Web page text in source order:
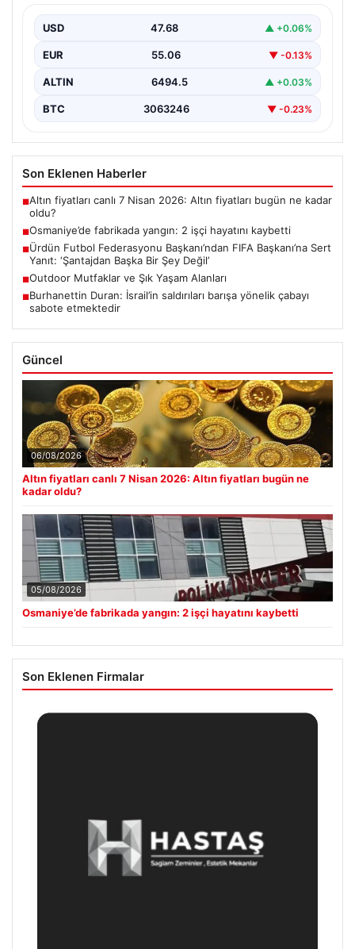
USD 47.68 ▲ +0.06%
EUR 55.06 ▼ -0.13%
ALTIN 6494.5 ▲ +0.03%
BTC 3063246 ▼ -0.23%
Son Eklenen Haberler
■Altın fiyatları canlı 7 Nisan 2026: Altın fiyatları bugün ne kadar
oldu?
■Osmaniye’de fabrikada yangın: 2 işçi hayatını kaybetti
■Ürdün Futbol Federasyonu Başkanı’ndan FIFA Başkanı’na Sert
Yanıt: ‘Şantajdan Başka Bir Şey Değil’
■Outdoor Mutfaklar ve Şık Yaşam Alanları
■Burhanettin Duran: İsrail’in saldırıları barışa yönelik çabayı
sabote etmektedir
Güncel
06/08/2026
Altın fiyatları canlı 7 Nisan 2026: Altın fiyatları bugün ne
kadar oldu?
05/08/2026
Osmaniye’de fabrikada yangın: 2 işçi hayatını kaybetti
Son Eklenen Firmalar